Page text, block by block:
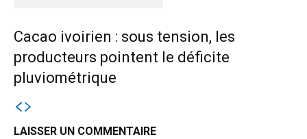
Cacao ivoirien : sous tension, les
producteurs pointent le déficite
pluviométrique
LAISSER UN COMMENTAIRE